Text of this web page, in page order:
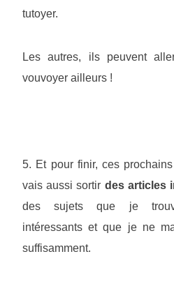
tutoyer.
Les autres, ils peuvent
vouvoyer ailleurs !
5. Et pour finir, ces
vais aussi sortir des articles
des sujets que je
intéressants et que je ne
suffisamment.